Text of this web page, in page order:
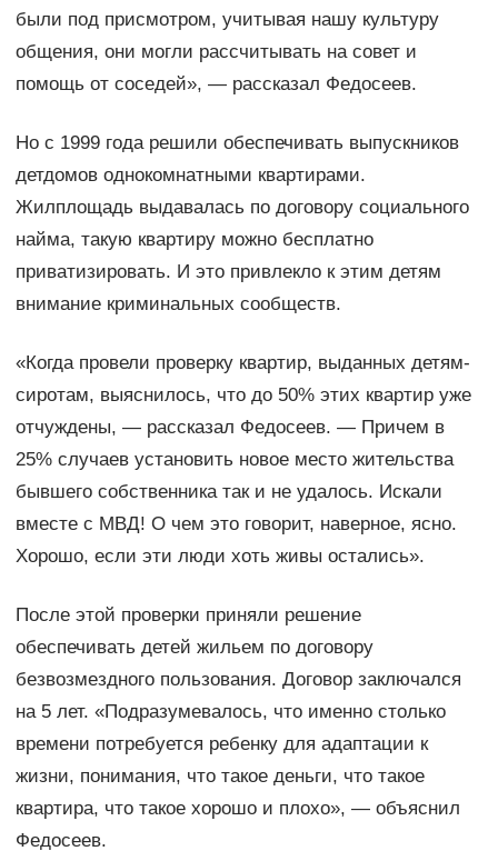
были под присмотром, учитывая нашу культуру
общения, они могли рассчитывать на совет и
помощь от соседей», — рассказал Федосеев.
Но с 1999 года решили обеспечивать выпускников
детдомов однокомнатными квартирами.
Жилплощадь выдавалась по договору социального
найма, такую квартиру можно бесплатно
приватизировать. И это привлекло к этим детям
внимание криминальных сообществ.
«Когда провели проверку квартир, выданных детям-
сиротам, выяснилось, что до 50% этих квартир уже
отчуждены, — рассказал Федосеев. — Причем в
25% случаев установить новое место жительства
бывшего собственника так и не удалось. Искали
вместе с МВД! О чем это говорит, наверное, ясно.
Хорошо, если эти люди хоть живы остались».
После этой проверки приняли решение
обеспечивать детей жильем по договору
безвозмездного пользования. Договор заключался
на 5 лет. «Подразумевалось, что именно столько
времени потребуется ребенку для адаптации к
жизни, понимания, что такое деньги, что такое
квартира, что такое хорошо и плохо», — объяснил
Федосеев.